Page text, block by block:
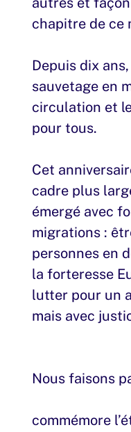
chapitre de ce
Depuis dix
sauvetage en
circulation et
pour tous.
Cet
cadre plus
émergé avec
migrations :
personnes en
la forteresse
lutter pour un
mais avec
Nous faisons
commémore